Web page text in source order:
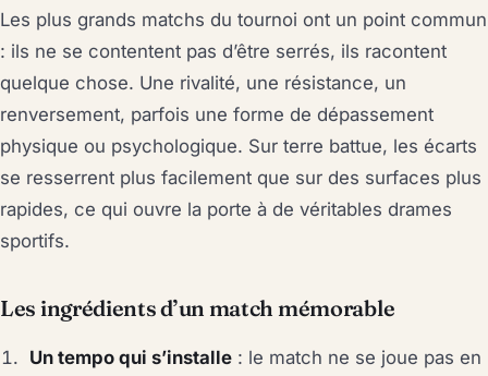
Les plus grands matchs du tournoi ont un point commun
: ils ne se contentent pas d’être serrés, ils racontent
quelque chose. Une rivalité, une résistance, un
renversement, parfois une forme de dépassement
physique ou psychologique. Sur terre battue, les écarts
se resserrent plus facilement que sur des surfaces plus
rapides, ce qui ouvre la porte à de véritables drames
sportifs.
Les ingrédients d’un match mémorable
Un tempo qui s’installe : le match ne se joue pas en